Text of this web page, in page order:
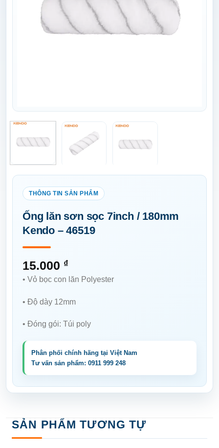
Ống lăn sơn sọc 7inch / 180mm
Kendo – 46519
15.000 ₫
• Vỏ bọc con lăn Polyester
• Độ dày 12mm
• Đóng gói: Túi poly
SẢN PHẨM TƯƠNG TỰ